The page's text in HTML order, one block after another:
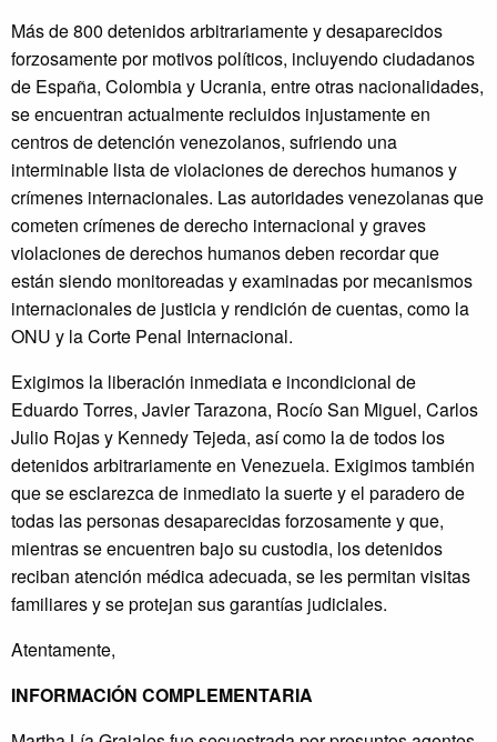
Más de 800 detenidos arbitrariamente y desaparecidos
forzosamente por motivos políticos, incluyendo ciudadanos
de España, Colombia y Ucrania, entre otras nacionalidades,
se encuentran actualmente recluidos injustamente en
centros de detención venezolanos, sufriendo una
interminable lista de violaciones de derechos humanos y
crímenes internacionales. Las autoridades venezolanas que
cometen crímenes de derecho internacional y graves
violaciones de derechos humanos deben recordar que
están siendo monitoreadas y examinadas por mecanismos
internacionales de justicia y rendición de cuentas, como la
ONU y la Corte Penal Internacional.
Exigimos la liberación inmediata e incondicional de
Eduardo Torres, Javier Tarazona, Rocío San Miguel, Carlos
Julio Rojas y Kennedy Tejeda, así como la de todos los
detenidos arbitrariamente en Venezuela. Exigimos también
que se esclarezca de inmediato la suerte y el paradero de
todas las personas desaparecidas forzosamente y que,
mientras se encuentren bajo su custodia, los detenidos
reciban atención médica adecuada, se les permitan visitas
familiares y se protejan sus garantías judiciales.
Atentamente,
INFORMACIÓN COMPLEMENTARIA